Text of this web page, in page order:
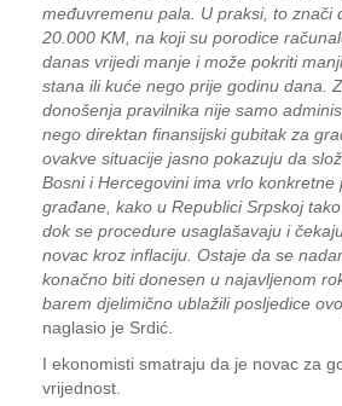
međuvremenu pala. U praksi, to znači
20.000 KM, na koji su porodice
danas vrijedi manje i može pokriti
stana ili kuće nego prije godinu dana.
donošenja pravilnika nije samo
nego direktan finansijski gubitak za
ovakve situacije jasno pokazuju da
Bosni i Hercegovini ima vrlo konkretne
građane, kako u Republici Srpskoj
dok se procedure usaglašavaju i
novac kroz inflaciju. Ostaje da se
konačno biti donesen u najavljenom
barem djelimično ublažili posljedice
naglasio je Srdić.
I ekonomisti smatraju da je novac za
vrijednost.